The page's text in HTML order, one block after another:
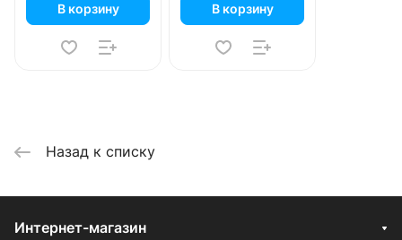
В корзину В корзину
Назад к списку
Интернет-магазин